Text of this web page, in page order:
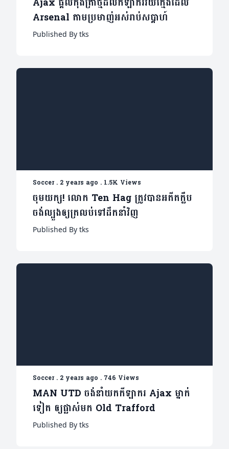
Arsenal តាមប្រមាញ់អស់រាប់សប្តាហ៍
Published By tks
Soccer. 2 years ago . 1.5K Views
ចុមយក្ស! លោក Ten Hag ត្រូវបានអតីតក្លឹប
ចង់ល្បួងឲ្យត្រលប់ទៅដឹកនាំវិញ
Published By tks
Soccer. 2 years ago . 746 Views
MAN UTD ចង់នាំយកកីឡាករ Ajax ម្នាក់
ទៀត ឲ្យផ្លាស់មក Old Trafford
Published By tks